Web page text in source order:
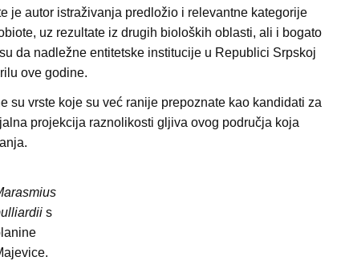
je autor istraživanja predložio i relevantne kategorije
uz rezultate iz drugih bioloških oblasti, ali i bogato
da nadležne entitetske institucije u Republici Srpskoj
ove godine.
su vrste koje su već ranije prepoznate kao kandidati za
projekcija raznolikosti gljiva ovog područja koja
s